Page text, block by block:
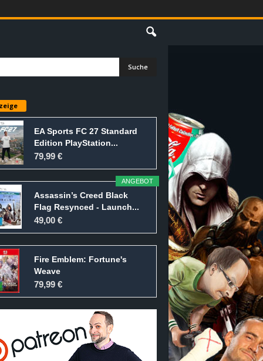
EA Sports FC 27 Standard
Edition PlayStation...
79,99 €
ANGEBOT
Assassin’s Creed Black
Flag Resynced - Launch...
49,00 €
Fire Emblem: Fortune's
Weave
79,99 €